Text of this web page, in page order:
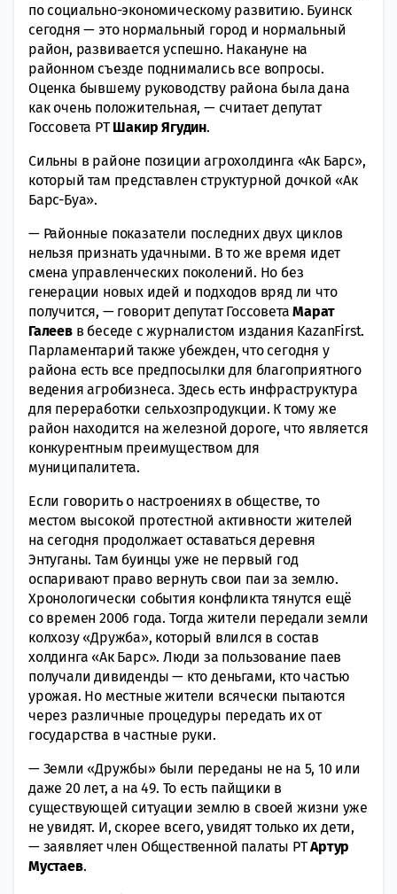
по социально-экономическому развитию. Буинск
сегодня — это нормальный город и нормальный
район, развивается успешно. Накануне на
районном съезде поднимались все вопросы.
Оценка бывшему руководству района была дана
как очень положительная, — считает депутат
Госсовета РТ Шакир Ягудин.
Сильны в районе позиции агрохолдинга «Ак Барс»,
который там представлен структурной дочкой «Ак
Барс-Буа».
— Районные показатели последних двух циклов
нельзя признать удачными. В то же время идет
смена управленческих поколений. Но без
генерации новых идей и подходов вряд ли что
получится, — говорит депутат ГоссоветаМарат
Галеевв беседе с журналистом издания KazanFirst.
Парламентарий также убежден, что сегодня у
района есть все предпосылки для благоприятного
ведения агробизнеса. Здесь есть инфраструктура
для переработки сельхозпродукции. К тому же
район находится на железной дороге, что является
конкурентным преимуществом для
муниципалитета.
Если говорить о настроениях в обществе, то
местом высокой протестной активности жителей
на сегодня продолжает оставаться деревня
Энтуганы. Там буинцы уже не первый год
оспаривают право вернуть свои паи за землю.
Хронологически события конфликта тянутся ещё
со времен 2006 года. Тогда жители передали земли
колхозу «Дружба», который влился в состав
холдинга «Ак Барс». Люди за пользование паев
получали дивиденды — кто деньгами, кто частью
урожая. Но местные жители всячески пытаются
через различные процедуры передать их от
государства в частные руки.
— Земли «Дружбы» были переданы не на 5, 10 или
даже 20 лет, а на 49. То есть пайщики в
существующей ситуации землю в своей жизни уже
не увидят. И, скорее всего, увидят только их дети,
— заявляет член Общественной палаты РТАртур
Мустаев.